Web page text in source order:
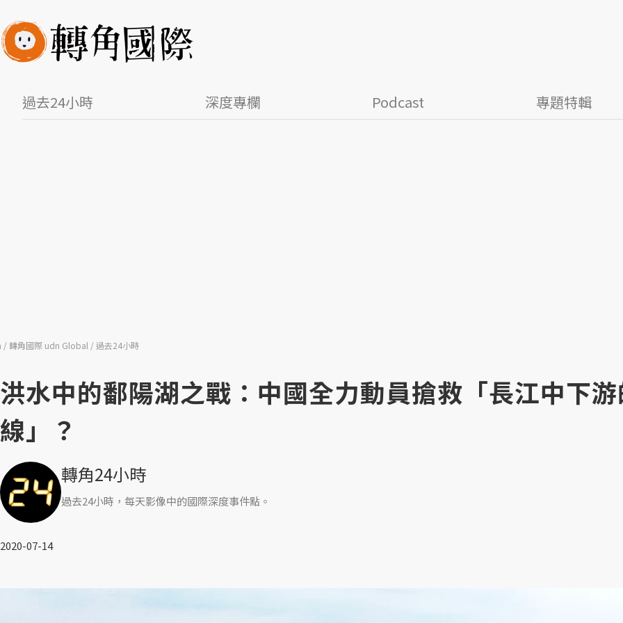
過去24小時 深度專欄 Podcast 專題特輯
轉角國際 udn Global 過去24小時
洪水中的鄱陽湖之戰：中國全力動員搶救「長江中下
線」？
轉角24小時
過去24小時，每天影像中的國際深度事件點。
2020-07-14